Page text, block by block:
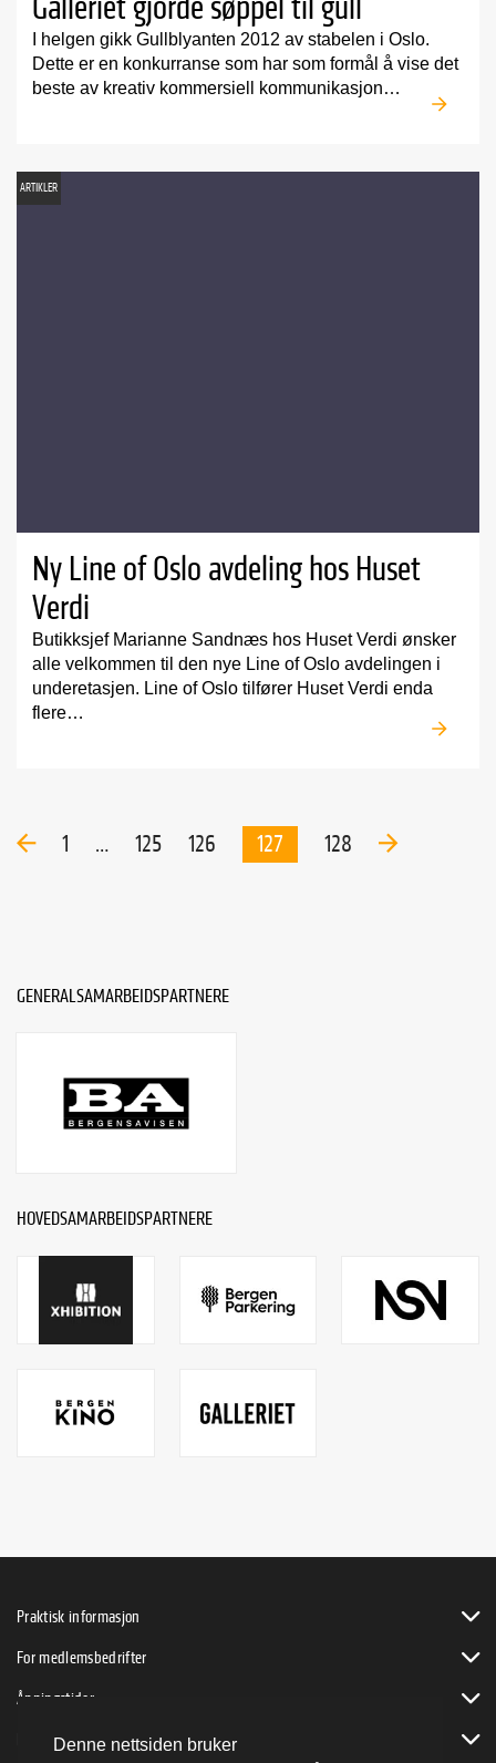
Denne nettsiden bruker
Galleriet gjorde søppel til gull
I helgen gikk Gullblyanten 2012 av stabelen i Oslo.
Dette er en konkurranse som har som formål å vise det
beste av kreativ kommersiell kommunikasjon…
ARTIKLER
Ny Line of Oslo avdeling hos Huset
Verdi
Butikksjef Marianne Sandnæs hos Huset Verdi ønsker
alle velkommen til den nye Line of Oslo avdelingen i
underetasjen. Line of Oslo tilfører Huset Verdi enda
flere…
1 … 125 126 127 128
GENERALSAMARBEIDSPARTNERE
HOVEDSAMARBEIDSPARTNERE
Praktisk informasjon
For medlemsbedrifter
Åpningstider
Bli byVENN